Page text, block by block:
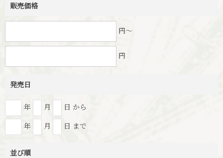
販売価格
円～
円
発売日
年 月
日 から
年
月 日 まで
並び順